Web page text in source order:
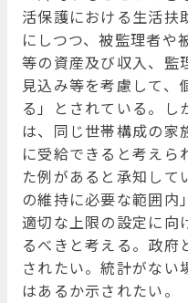
活保護における生活扶
にしつつ、被監理者や
等の資産及び収入、監
見込み等を考慮して、
る」とされている。し
は、同じ世帯構成の家
に受給できると考えら
た例があると承知して
の維持に必要な範囲内
適切な上限の設定に向
るべきと考える。政府
されたい。統計がない
はあるか示されたい。